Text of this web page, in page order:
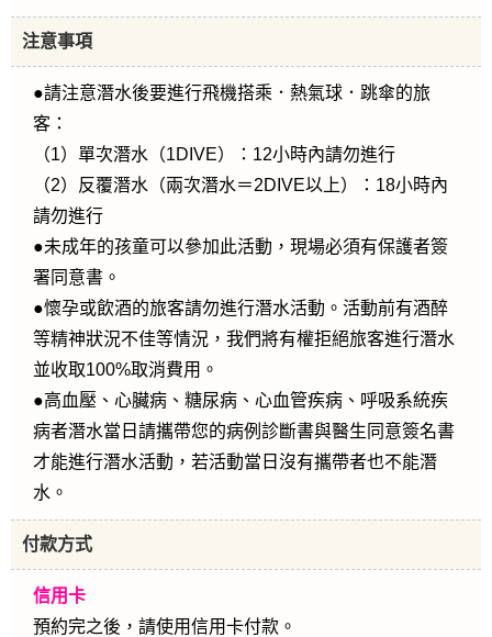
注意事項
●請注意潛水後要進行飛機搭乘．熱氣球．跳傘的旅
客：
（1）單次潛水（1DIVE）：12小時內請勿進行
（2）反覆潛水（兩次潛水＝2DIVE以上）：18小時內
請勿進行
●未成年的孩童可以參加此活動，現場必須有保護者簽
署同意書。
●懷孕或飲酒的旅客請勿進行潛水活動。活動前有酒醉
等精神狀況不佳等情況，我們將有權拒絕旅客進行潛水
並收取100%取消費用。
●高血壓、心臟病、糖尿病、心血管疾病、呼吸系統疾
病者潛水當日請攜帶您的病例診斷書與醫生同意簽名書
才能進行潛水活動，若活動當日沒有攜帶者也不能潛
水。
付款方式
信用卡
預約完之後，請使用信用卡付款。